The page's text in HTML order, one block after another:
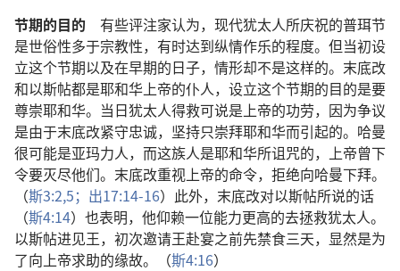
节期的目的 有些评注家认为，现代犹太人所庆祝的普珥节
是世俗性多于宗教性，有时达到纵情作乐的程度。但当初设
立这个节期以及在早期的日子，情形却不是这样的。末底改
和以斯帖都是耶和华上帝的仆人，设立这个节期的目的是要
尊崇耶和华。当日犹太人得救可说是上帝的功劳，因为争议
是由于末底改紧守忠诚，坚持只崇拜耶和华而引起的。哈曼
很可能是亚玛力人，而这族人是耶和华所诅咒的，上帝曾下
令要灭尽他们。末底改重视上帝的命令，拒绝向哈曼下拜。
（斯3:2,5； 出17:14-16）此外，末底改对以斯帖所说的话
（斯4:14）也表明，他仰赖一位能力更高的去拯救犹太人。
以斯帖进见王，初次邀请王赴宴之前先禁食三天，显然是为
了向上帝求助的缘故。（斯4:16）